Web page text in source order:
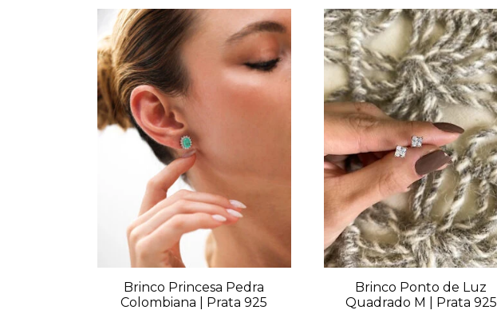
Brinco Princesa Pedra
Colombiana | Prata 925
Brinco Ponto de Luz
Quadrado M | Prata 925